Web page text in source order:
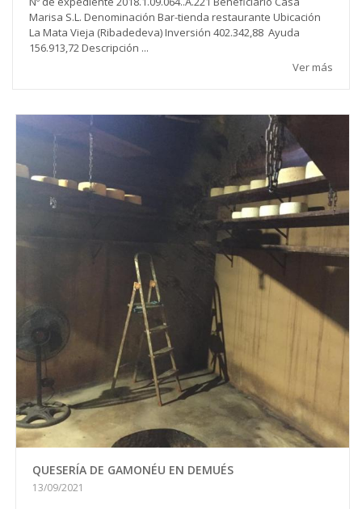
Marisa S.L. Denominación Bar-tienda restaurante Ubicación
La Mata Vieja (Ribadedeva) Inversión 402.342,88 Ayuda
156.913,72 Descripción ...
Ver más
QUESERÍA DE GAMONÉU EN DEMUÉS
13/09/2021